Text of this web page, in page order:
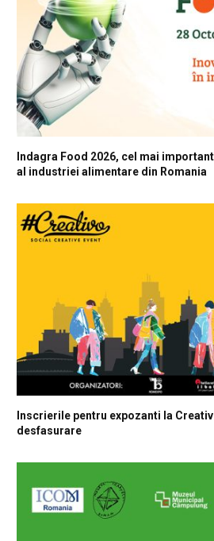
Indagra Food 2026, cel mai
al industriei alimentare din Romania
Inscrierile pentru expozanti la
desfasurare